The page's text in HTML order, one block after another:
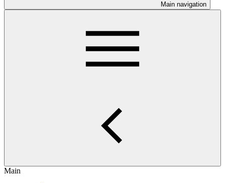
Main navigation
Main